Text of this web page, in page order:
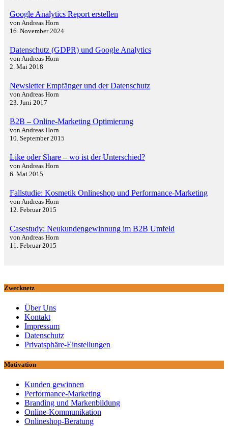
Google Analytics Report erstellen
von Andreas Horn
16. November 2024
Datenschutz (GDPR) und Google Analytics
von Andreas Horn
2. Mai 2018
Newsletter Empfänger und der Datenschutz
von Andreas Horn
23. Juni 2017
B2B – Online-Marketing Optimierung
von Andreas Horn
10. September 2015
Like oder Share – wo ist der Unterschied?
von Andreas Horn
6. Mai 2015
Fallstudie: Kosmetik Onlineshop und Performance-Marketing
von Andreas Horn
12. Februar 2015
Casestudy: Neukundengewinnung im B2B Umfeld
von Andreas Horn
11. Februar 2015
Zwecknetz
Über Uns
Kontakt
Impressum
Datenschutz
Privatsphäre-Einstellungen
Motivation
Kunden gewinnen
Performance-Marketing
Branding und Markenbildung
Online-Kommunikation
Onlineshop-Beratung